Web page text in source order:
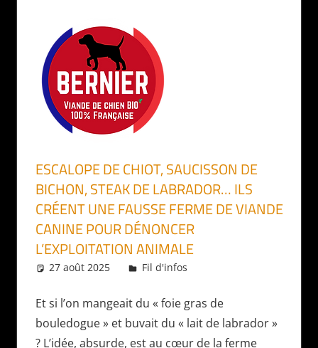
ESCALOPE DE CHIOT, SAUCISSON DE
BICHON, STEAK DE LABRADOR… ILS
CRÉENT UNE FAUSSE FERME DE VIANDE
CANINE POUR DÉNONCER
L’EXPLOITATION ANIMALE
27 août 2025 Daniel
Fil d'infos
Et si l’on mangeait du « foie gras de
bouledogue » et buvait du « lait de labrador »
? L’idée, absurde, est au cœur de la ferme